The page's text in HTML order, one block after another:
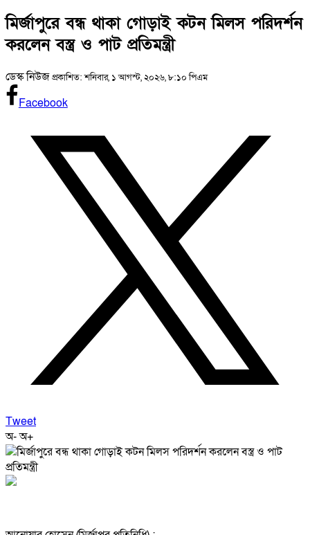
মির্জাপুরে বন্ধ থাকা গোড়াই কটন মিলস পরিদর্শন
করলেন বস্ত্র ও পাট প্রতিমন্ত্রী
ডেস্ক নিউজপ্রকাশিত: শনিবার, ১ আগস্ট, ২০২৬, ৮:১০ পিএম
Facebook
Tweet
অ-অ+